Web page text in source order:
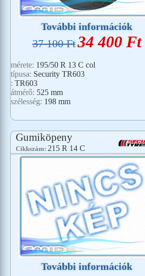
További információk
37 100 Ft34 400 Ft
mérete: 195/50 R 13 C col
típusa: Security TR603
: TR603
átmérő: 525 mm
szélesség: 198 mm
Gumiköpeny
Cikkszám: 215 R 14 C
További információk